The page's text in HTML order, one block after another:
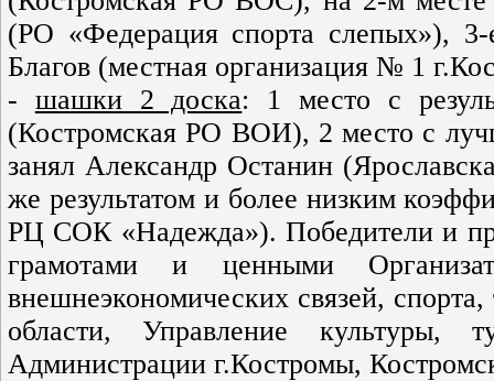
(РО «Федерация спорта слепых»),
Благов (местная организация № 1
- шашки 2 доска: 1 место с
(Костромская РО ВОИ), 2 место с
занял Александр Останин
же результатом и более низким
РЦ СОК «Надежда»). Победители и
грамотами и ценными
внешнеэкономических связей,
области, Управление
Администрации г.Костромы,